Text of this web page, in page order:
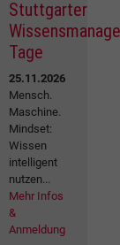
Stuttgarter
Tage
25.11.2026
Mensch.
Maschine.
Mindset:
Wissen
intelligent
nutzen...
Mehr Infos
&
Anmeldung